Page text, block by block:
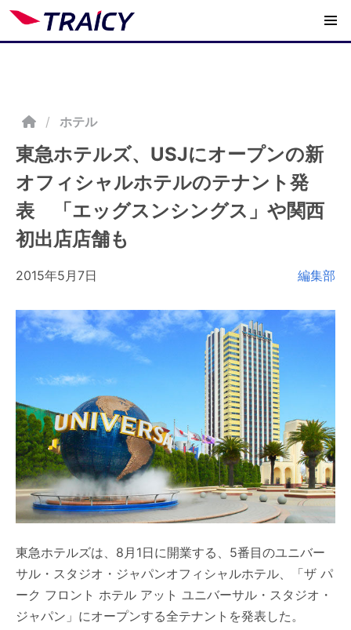
/ ホテル
東急ホテルズ、USJにオープンの新
オフィシャルホテルのテナント発
表 「エッグスンシングス」や関西
初出店店舗も
2015年5月7日 編集部
東急ホテルズは、8月1日に開業する、5番目のユニバー
サル・スタジオ・ジャパンオフィシャルホテル、「ザ パ
ーク フロント ホテル アット ユニバーサル・スタジオ・
ジャパン」にオープンする全テナントを発表した。